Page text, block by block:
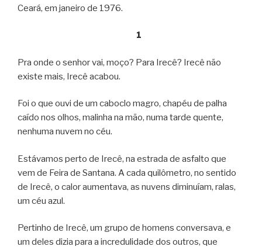
Ceará, em janeiro de 1976.
1
Pra onde o senhor vai, moço? Para Irecê? Irecê não
existe mais, Irecê acabou.
Foi o que ouvi de um caboclo magro, chapéu de palha
caído nos olhos, malinha na mão, numa tarde quente,
nenhuma nuvem no céu.
Estávamos perto de Irecê, na estrada de asfalto que
vem de Feira de Santana. A cada quilômetro, no sentido
de Irecê, o calor aumentava, as nuvens diminuíam, ralas,
um céu azul.
Pertinho de Irecê, um grupo de homens conversava, e
um deles dizia para a incredulidade dos outros, que